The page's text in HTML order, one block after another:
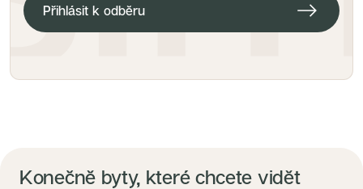
Přihlásit k odběru
Konečně byty, které chcete vidět